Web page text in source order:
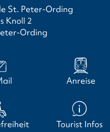
St. Peter-Ording
Knoll 2
Ording
Anreise
Tourist Infos